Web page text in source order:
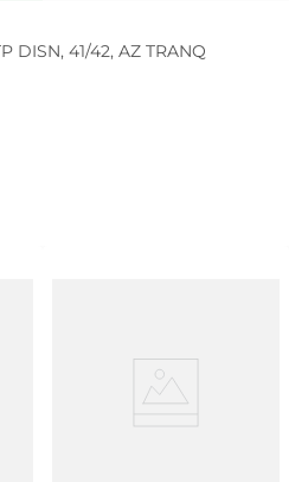
DISN, 41/42, AZ TRANQ